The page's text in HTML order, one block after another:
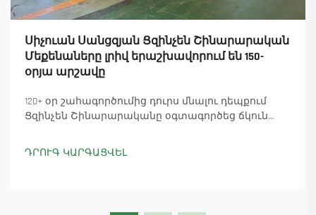
Սիչուան Սանցզյան Ցզինչեն Շինարարական
Մեքենաները լրիվ երաշխավորում են 150-
օրյա արշավը
120+ օր շահագործումից դուրս մնալու դեպքում
Ցզինչեն Շինարարականը օգտագործեց ճկուն
ապահովելով 18 աշտարակային ճանկային
տնտեսուղղիչների մատուցումը և ապահովելով
ԴՐՈՒԳ ԿԱՐԳԱՑՎԵԼ